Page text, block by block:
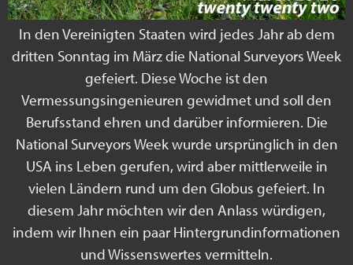
In den Vereinigten Staaten wird jedes Jahr ab dem
dritten Sonntag im März die National Surveyors Week
gefeiert. Diese Woche ist den
Vermessungsingenieuren gewidmet und soll den
Berufsstand ehren und darüber informieren. Die
National Surveyors Week wurde ursprünglich in den
USA ins Leben gerufen, wird aber mittlerweile in
vielen Ländern rund um den Globus gefeiert. In
diesem Jahr möchten wir den Anlass würdigen,
indem wir Ihnen ein paar Hintergrundinformationen
und Wissenswertes vermitteln.